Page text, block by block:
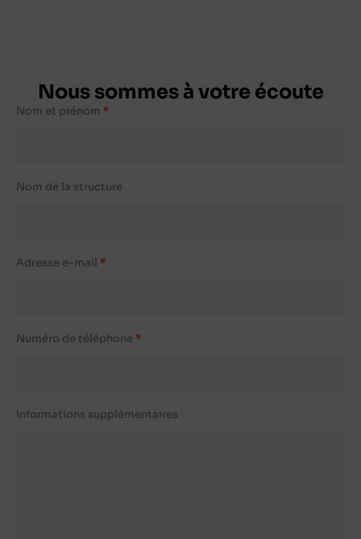
Nous sommes à votre écoute
Nom et prénom
Nom de la structure
Adresse e-mail
Numéro de téléphone
Informations supplémentaires